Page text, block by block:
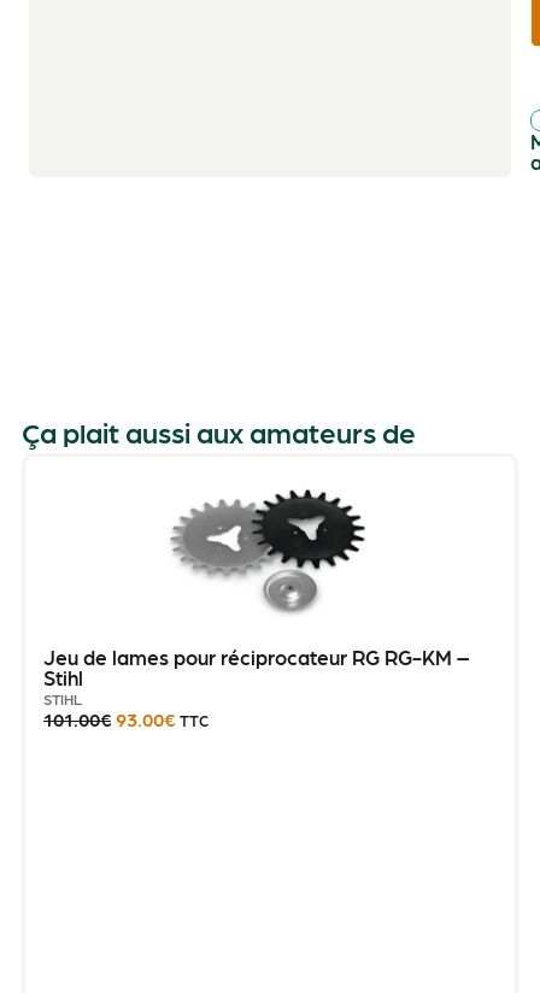
Ça plait aussi aux amateurs de
Jeu de lames pour réciprocateur RG RG-KM –
Stihl
STIHL
101.00€ 93.00€ TTC